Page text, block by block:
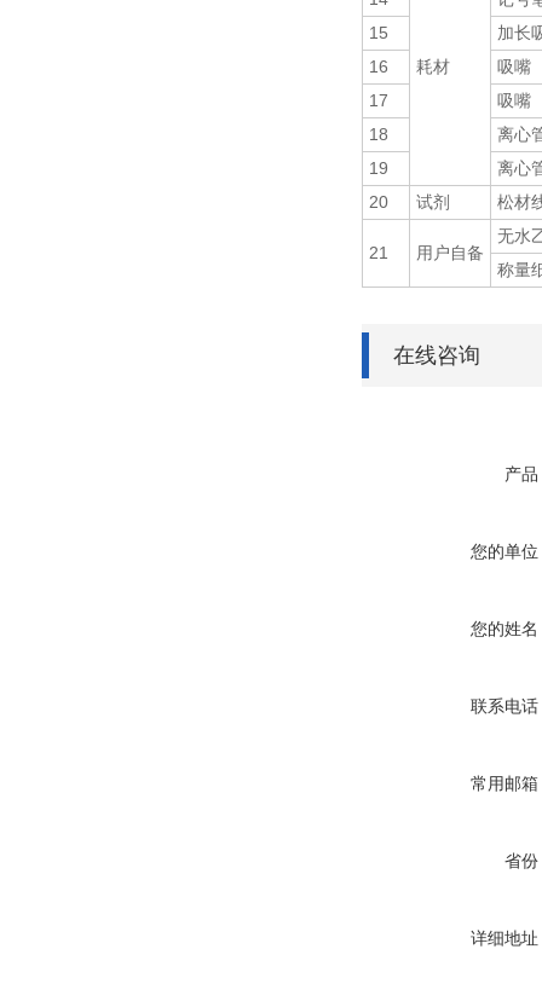
耗材
15
加长
16
吸嘴
17
吸嘴
18
离心
19
离心
20
试剂 松材
21 用户自备
无水
称量
在线咨询
产品
您的单位
您的姓名
联系电话
常用邮箱
省份
详细地址